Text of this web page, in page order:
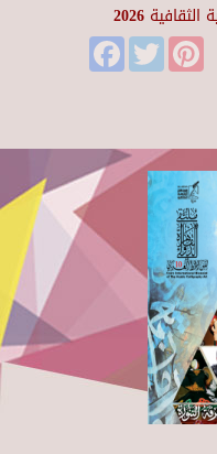
2026
FacebookTwitter